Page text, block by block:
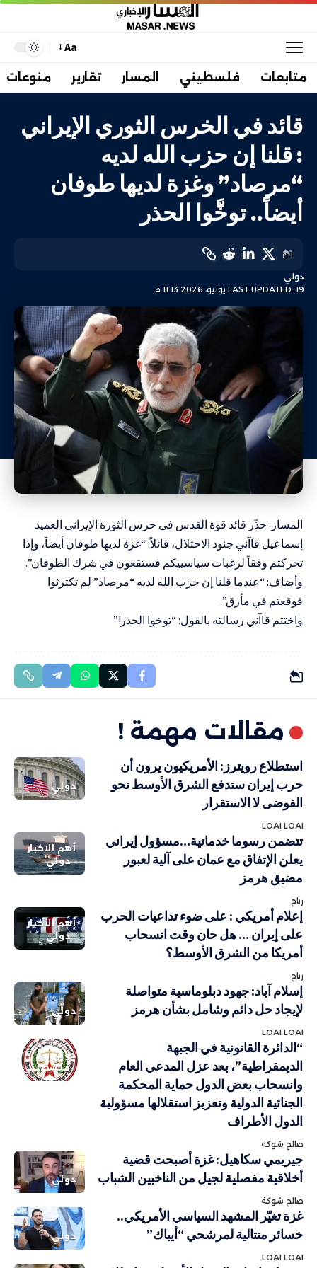
Aa
متابعات فلسطيني المسار تقارير منوعات
قائد في الخرس الثوري الإيراني
: قلنا إن حزب الله لديه
“مرصاد” وغزة لديها طوفان
أيضاً.. توخَّوا الحذر
LAST UPDATED: 19 يونيو، 2026 11:13 م
دولي
المسار: حذّر قائد قوة القدس في حرس الثورة الإيراني العميد
إسماعيل قاآني جنود الاحتلال، قائلاً: “غزة لديها طوفان أيضاً، وإذا
تحركتم وفقاً لرغبات سياسييكم فستقعون في شرك الطوفان”.
وأضاف: “عندما قلنا إن حزب الله لديه “مرصاد” لم تكترثوا
فوقعتم في مأزق”.
واختتم قاآني رسالته بالقول: “توخوا الحذر!”
مقالات مهمة !
دولي
استطلاع رويترز: الأمريكيون يرون أن
حرب إيران ستدفع الشرق الأوسط نحو
الفوضى لا الاستقرار
LOAI LOAI
أهم الاخبار
دولي
تتضمن رسوما خدماتية…مسؤول إيراني
يعلن الإتفاق مع عمان على آلية لعبور
مضيق هرمز
رباح
أهم الاخبار
دولي
إعلام أمريكي : على ضوء تداعيات الحرب
على إيران … هل حان وقت انسحاب
أمريكا من الشرق الأوسط؟
رباح
دولي
إسلام آباد: جهود دبلوماسية متواصلة
لإيجاد حل دائم وشامل بشأن هرمز
LOAI LOAI
دولي
فلسطيني
“الدائرة القانونية في الجبهة
الديمقراطية”، بعد عزل المدعي العام
وانسحاب بعض الدول حماية المحكمة
الجنائية الدولية وتعزيز استقلالها مسؤولية
الدول الأطراف
صالح شوكة
دولي
جيريمي سكاهيل: غزة أصبحت قضية
أخلاقية مفصلية لجيل من الناخبين الشباب
صالح شوكة
دولي
غزة تغيّر المشهد السياسي الأمريكي..
خسائر متتالية لمرشحي “أيباك”
LOAI LOAI